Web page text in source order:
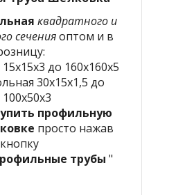
квадратного и
сеченияоптом и в
до 160х160х5
30х15х1,5 до
100х50х3
профильную
просто нажав
кнопку
трубы "